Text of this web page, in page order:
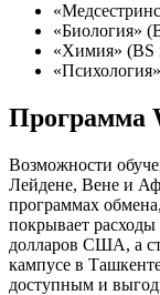
«Биология»
«Химия» (BS
Программа
Возможности
Лейдене, Вене и
программах
покрывает расходы
долларов США, а
кампусе в
доступным и